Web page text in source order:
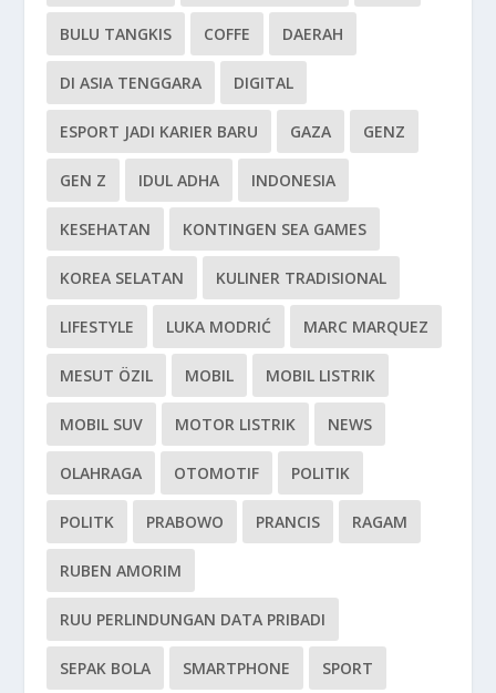
BULU TANGKIS COFFE DAERAH
DI ASIA TENGGARA DIGITAL
ESPORT JADI KARIER BARU GAZA GENZ
GEN Z IDUL ADHA INDONESIA
KESEHATAN KONTINGEN SEA GAMES
KOREA SELATAN KULINER TRADISIONAL
LIFESTYLE LUKA MODRIĆ MARC MARQUEZ
MESUT ÖZIL MOBIL MOBIL LISTRIK
MOBIL SUV MOTOR LISTRIK NEWS
OLAHRAGA OTOMOTIF POLITIK
POLITK PRABOWO PRANCIS RAGAM
RUBEN AMORIM
RUU PERLINDUNGAN DATA PRIBADI
SEPAK BOLA SMARTPHONE SPORT